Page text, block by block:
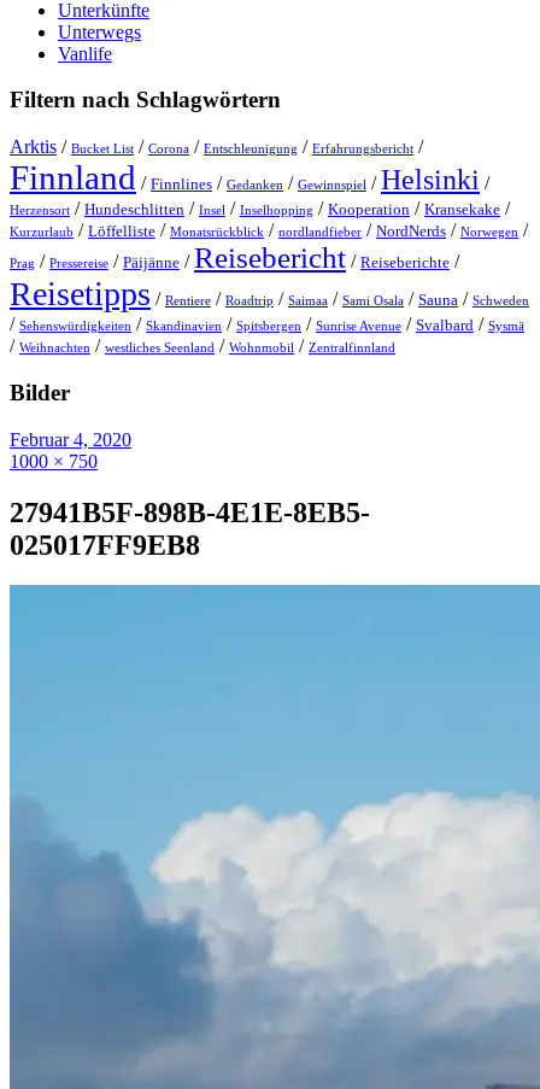
Unterkünfte
Unterwegs
Vanlife
Filtern nach Schlagwörtern
Arktis / Bucket List / Corona / Entschleunigung / Erfahrungsbericht /
Finnland / Finnlines / Gedanken / Gewinnspiel /Helsinki /
Herzensort / Hundeschlitten / Insel / Inselhopping / Kooperation / Kransekake /
Kurzurlaub / Löffelliste / Monatsrückblick / nordlandfieber / NordNerds / Norwegen /
Prag / Pressereise / Päijänne /Reisebericht / Reiseberichte /
Reisetipps / Rentiere / Roadtrip / Saimaa / Sami Osala / Sauna / Schweden
/ Sehenswürdigkeiten / Skandinavien / Spitsbergen / Sunrise Avenue / Svalbard / Sysmä
/ Weihnachten / westliches Seenland / Wohnmobil / Zentralfinnland
Bilder
Februar 4, 2020
1000 × 750
27941B5F-898B-4E1E-8EB5-
025017FF9EB8